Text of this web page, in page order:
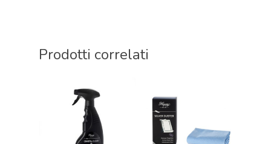
Prodotti correlati